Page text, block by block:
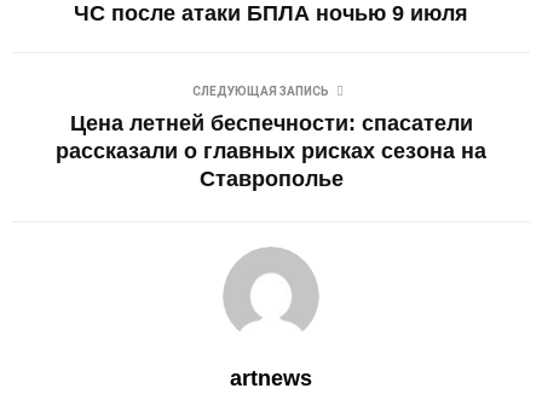
ЧС после атаки БПЛА ночью 9 июля
СЛЕДУЮЩАЯ ЗАПИСЬ
Цена летней беспечности: спасатели
рассказали о главных рисках сезона на
Ставрополье
artnews